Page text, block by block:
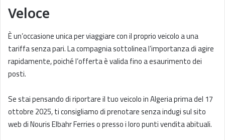
Veloce
È un’occasione unica per viaggiare con il proprio veicolo a una
tariffa senza pari. La compagnia sottolinea l’importanza di agire
rapidamente, poiché l’offerta è valida fino a esaurimento dei
posti.
Se stai pensando di riportare il tuo veicolo in Algeria prima del 17
ottobre 2025, ti consigliamo di prenotare senza indugi sul sito
web di Nouris Elbahr Ferries o presso i loro punti vendita abituali.